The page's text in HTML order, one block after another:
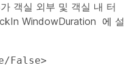
객실 외부 및 객실 내 터
WindowDuration
에 설
False>